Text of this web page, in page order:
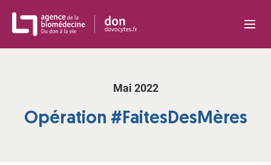
Mai 2022
Opération #FaitesDesMères